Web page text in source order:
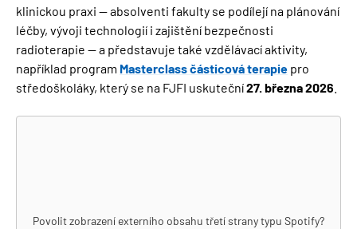
klinickou praxi — absolventi fakulty se podílejí na plánování
léčby, vývoji technologií i zajištění bezpečnosti
radioterapie — a představuje také vzdělávací aktivity,
například program Masterclass částicová terapie pro
středoškoláky, který se na FJFI uskuteční27. března 2026
Povolit zobrazení externího obsahu třetí strany typu Spotify?